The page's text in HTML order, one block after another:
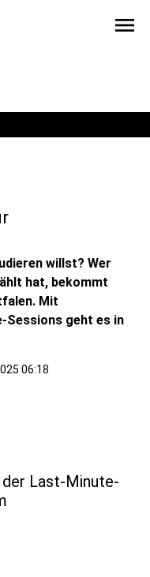
menu
willst? Wer
hat, bekommt
Mit
Sessions geht es in
06:18
Last-Minute-